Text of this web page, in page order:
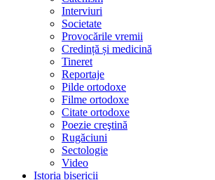
Interviuri
Societate
Provocările vremii
Credință și medicină
Tineret
Reportaje
Pilde ortodoxe
Filme ortodoxe
Citate ortodoxe
Poezie creştină
Rugăciuni
Sectologie
Video
Istoria bisericii